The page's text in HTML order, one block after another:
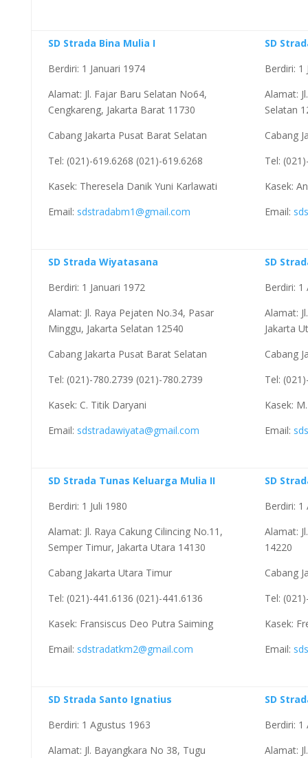
SD Strada Bina Mulia I
Berdiri: 1 Januari 1974
Alamat: Jl. Fajar Baru Selatan No64,
Cengkareng, Jakarta Barat 11730
Cabang Jakarta Pusat Barat Selatan
Tel: (021)-619.6268 (021)-619.6268
Kasek: Theresela Danik Yuni Karlawati
Email: sdstradabm1@gmail.com
SD
Berdiri: 1
Alamat:
Selatan
Cabang
Tel:
Kasek:
Email:
SD Strada Wiyatasana
Berdiri: 1 Januari 1972
Alamat: Jl. Raya Pejaten No.34, Pasar
Minggu, Jakarta Selatan 12540
Cabang Jakarta Pusat Barat Selatan
Tel: (021)-780.2739 (021)-780.2739
Kasek: C. Titik Daryani
Email: sdstradawiyata@gmail.com
SD
Berdiri: 1
Alamat:
Jakarta
Cabang
Tel:
Kasek:
Email:
SD Strada Tunas Keluarga Mulia II
Berdiri: 1 Juli 1980
Alamat: Jl. Raya Cakung Cilincing No.11,
Semper Timur, Jakarta Utara 14130
Cabang Jakarta Utara Timur
Tel: (021)-441.6136 (021)-441.6136
Kasek: Fransiscus Deo Putra Saiming
Email: sdstradatkm2@gmail.com
SD
Berdiri: 1
Alamat:
14220
Cabang
Tel:
Kasek:
Email:
SD Strada Santo Ignatius
Berdiri: 1 Agustus 1963
Alamat: Jl. Bayangkara No 38, Tugu
SD
Berdiri: 1
Alamat: